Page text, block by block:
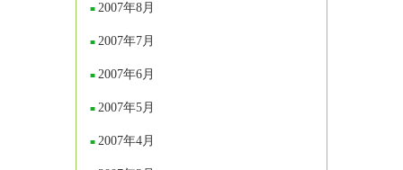
2007年8月
2007年7月
2007年6月
2007年5月
2007年4月